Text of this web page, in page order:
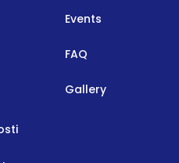
Events
FAQ
Gallery